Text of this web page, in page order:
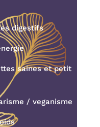
digestifs
saines et petit
/ veganisme